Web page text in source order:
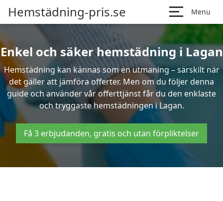
Hemstädning-pris.se Menu
Enkel och säker hemstädning i Lagan
Hemstädning kan kännas som en utmaning – särskilt när
det gäller att jämföra offerter. Men om du följer denna
guide och använder vår offerttjänst får du den enklaste
och tryggaste hemstädningen i Lagan.
Få 3 erbjudanden, gratis och utan förpliktelser